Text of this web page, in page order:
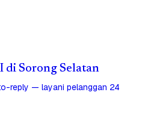
di Sorong Selatan
reply — layani pelanggan 24